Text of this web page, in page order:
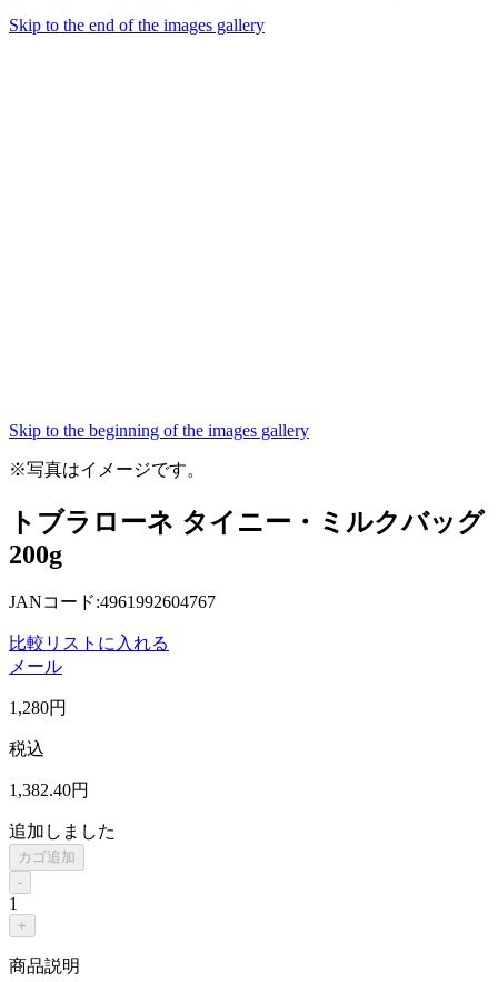
Skip to the end of the images gallery
Skip to the beginning of the images gallery
※写真はイメージです。
トブラローネ タイニー・ミルクバッグ
200g
JANコード:4961992604767
比較リストに入れる
メール
1,280円
税込
1,382.40円
追加しました
カゴ追加
-
1
+
商品説明